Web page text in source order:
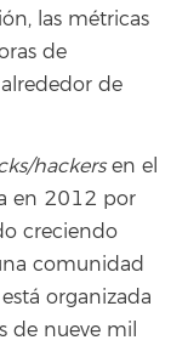
las métricas
de
de
hackersen el
en 2012 por
creciendo
comunidad
organizada
de nueve mil